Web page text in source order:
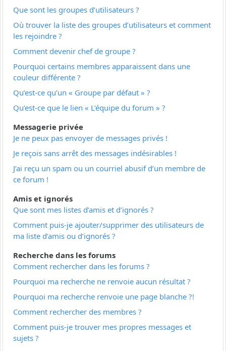
Que sont les groupes d’utilisateurs ?
Où trouver la liste des groupes d’utilisateurs et comment
les rejoindre ?
Comment devenir chef de groupe ?
Pourquoi certains membres apparaissent dans une
couleur différente ?
Qu’est-ce qu’un « Groupe par défaut » ?
Qu’est-ce que le lien « L’équipe du forum » ?
Messagerie privée
Je ne peux pas envoyer de messages privés !
Je reçois sans arrêt des messages indésirables !
J’ai reçu un spam ou un courriel abusif d’un membre de
ce forum !
Amis et ignorés
Que sont mes listes d’amis et d’ignorés ?
Comment puis-je ajouter/supprimer des utilisateurs de
ma liste d’amis ou d’ignorés ?
Recherche dans les forums
Comment rechercher dans les forums ?
Pourquoi ma recherche ne renvoie aucun résultat ?
Pourquoi ma recherche renvoie une page blanche ?!
Comment rechercher des membres ?
Comment puis-je trouver mes propres messages et
sujets ?